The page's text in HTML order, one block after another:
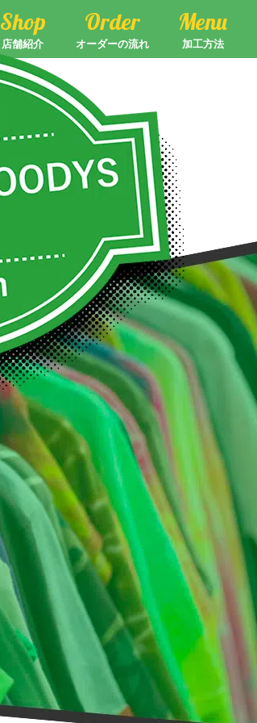
Shop
店舗紹介
Order
オーダーの流れ
Menu
加工方法